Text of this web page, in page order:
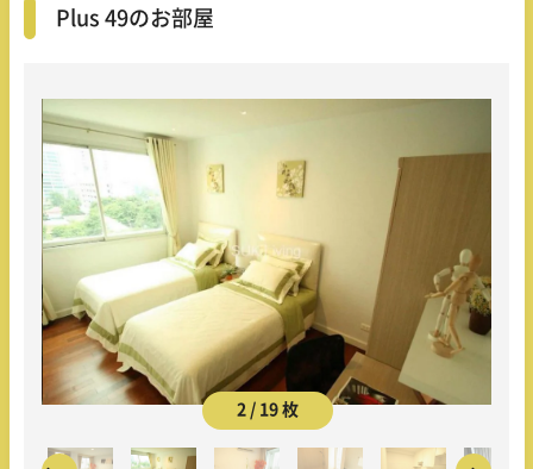
Plus 49のお部屋
2 / 19 枚